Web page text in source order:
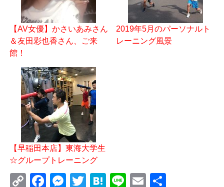
【AV女優】かさいあみさん
＆友田彩也香さん、ご来
館！
2019年5月のパーソナルト
レーニング風景
【早稲田本店】東海大学生
☆グループトレーニング
C
F
M
T
H
Li
E